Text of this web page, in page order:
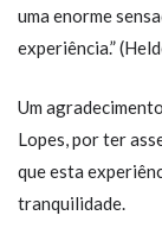
uma enorme
experiência.”
Um
Lopes, por ter
que esta
tranquilidade.